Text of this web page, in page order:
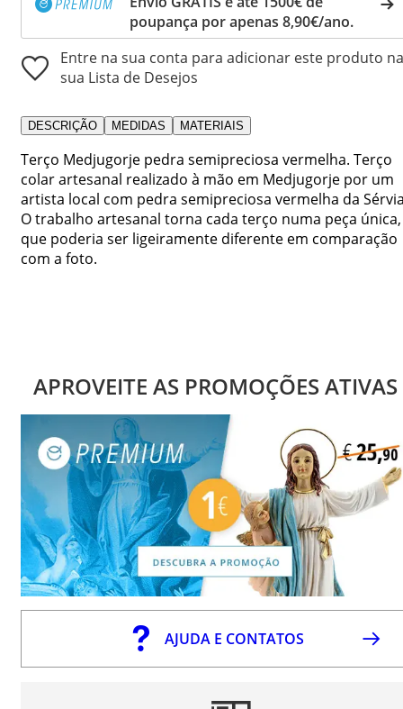
poupança por apenas 8,90€/ano.
Entre na sua conta para adicionar este produto na
sua Lista de Desejos
DESCRIÇÃO MEDIDAS MATERIAIS
Terço Medjugorje pedra semipreciosa vermelha. Terço
colar artesanal realizado à mão em Medjugorje por um
artista local com pedra semipreciosa vermelha da
O trabalho artesanal torna cada terço numa peça única,
que poderia ser ligeiramente diferente em comparação
com a foto.
APROVEITE AS PROMOÇÕES ATIVAS
AJUDA E CONTATOS